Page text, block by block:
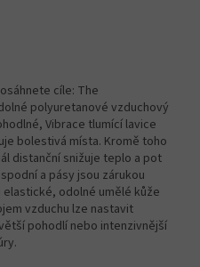
cíle: The
polyuretanové vzduchový
Vibrace tlumící lavice
bolestivá místa. Kromě toho
distanční snižuje teplo a pot
a pásy jsou zárukou
odolné umělé kůže
vzduchu lze nastavit
pohodlí nebo intenzivnější